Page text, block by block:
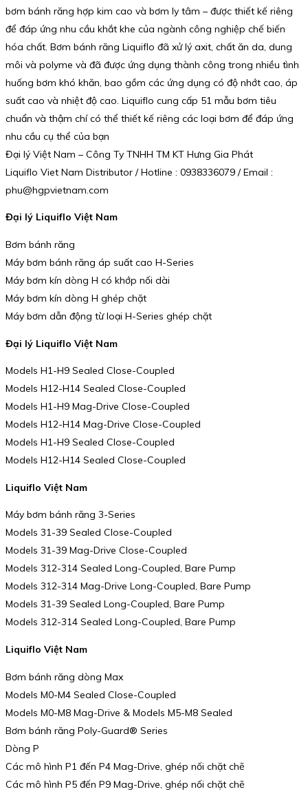
bơm bánh răng hợp kim cao và bơm ly tâm – được thiết kế riêng
để đáp ứng nhu cầu khắt khe của ngành công nghiệp chế biến
hóa chất. Bơm bánh răng Liquiflo đã xử lý axit, chất ăn da, dung
môi và polyme và đã được ứng dụng thành công trong nhiều tình
huống bơm khó khăn, bao gồm các ứng dụng có độ nhớt cao, áp
suất cao và nhiệt độ cao. Liquiflo cung cấp 51 mẫu bơm tiêu
chuẩn và thậm chí có thể thiết kế riêng các loại bơm để đáp ứng
nhu cầu cụ thể của bạn
Đại lý Việt Nam – Công Ty TNHH TM KT Hưng Gia Phát
Liquiflo Viet Nam Distributor / Hotline : 0938336079 / Email :
phu@hgpvietnam.com
Đại lý Liquiflo Việt Nam
Bơm bánh răng
Máy bơm bánh răng áp suất cao H-Series
Máy bơm kín dòng H có khớp nối dài
Máy bơm kín dòng H ghép chặt
Máy bơm dẫn động từ loại H-Series ghép chặt
Đại lý Liquiflo Việt Nam
Models H1-H9 Sealed Close-Coupled
Models H12-H14 Sealed Close-Coupled
Models H1-H9 Mag-Drive Close-Coupled
Models H12-H14 Mag-Drive Close-Coupled
Models H1-H9 Sealed Close-Coupled
Models H12-H14 Sealed Close-Coupled
Liquiflo Việt Nam
Máy bơm bánh răng 3-Series
Models 31-39 Sealed Close-Coupled
Models 31-39 Mag-Drive Close-Coupled
Models 312-314 Sealed Long-Coupled, Bare Pump
Models 312-314 Mag-Drive Long-Coupled, Bare Pump
Models 31-39 Sealed Long-Coupled, Bare Pump
Models 312-314 Sealed Long-Coupled, Bare Pump
Liquiflo Việt Nam
Bơm bánh răng dòng Max
Models M0-M4 Sealed Close-Coupled
Models M0-M8 Mag-Drive & Models M5-M8 Sealed
Bơm bánh răng Poly-Guard® Series
Dòng P
Các mô hình P1 đến P4 Mag-Drive, ghép nối chặt chẽ
Các mô hình P5 đến P9 Mag-Drive, ghép nối chặt chẽ